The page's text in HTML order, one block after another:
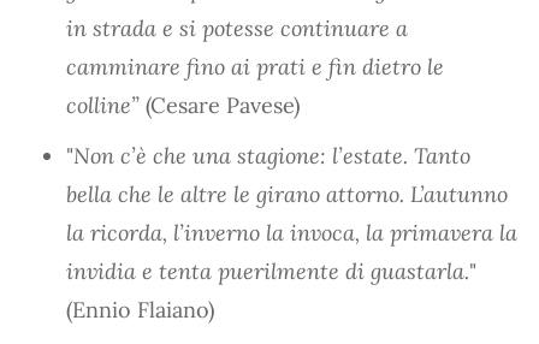
in strada e si potesse continuare a
camminare fino ai prati e fin dietro le
colline” (Cesare Pavese)
"Non c’è che una stagione: l’estate. Tanto
bella che le altre le girano attorno. L’autunno
la ricorda, l’inverno la invoca, la primavera la
invidia e tenta puerilmente di guastarla."
(Ennio Flaiano)